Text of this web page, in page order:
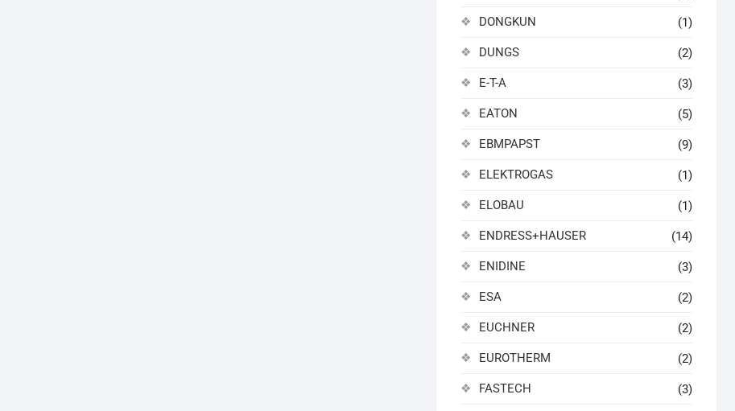
DONGKUN (1)
DUNGS (2)
E-T-A (3)
EATON (5)
EBMPAPST (9)
ELEKTROGAS (1)
ELOBAU (1)
ENDRESS+HAUSER (14)
ENIDINE (3)
ESA (2)
EUCHNER (2)
EUROTHERM (2)
FASTECH (3)